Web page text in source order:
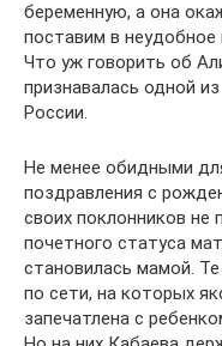
беременную, а она
поставим в неудобное
Что уж говорить об
признавалась одной
России.
Не менее обидными
поздравления с
своих поклонников не
почетного статуса
становилась мамой.
по сети, на которых
запечатлена с